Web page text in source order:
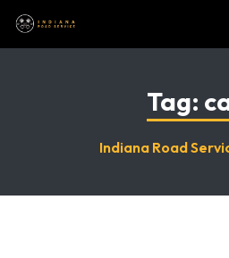
Tag:
Indiana Road